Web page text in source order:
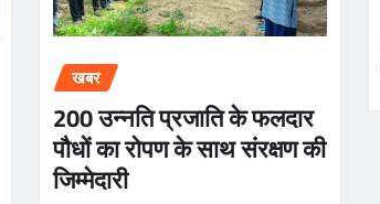
खबर
200 उन्नति प्रजाति के फलदार
पौधों का रोपण के साथ संरक्षण की
जिम्मेदारी